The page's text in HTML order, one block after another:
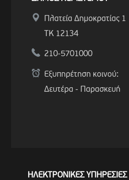
Πλατεία Δημοκρατίας 1
ΤΚ 12134
210-5701000
Εξυπηρέτηση κοινού:
Δευτέρα - Παρασκευή
ΗΛΕΚΤΡΟΝΙΚΕΣ ΥΠΗΡΕΣΙΕΣ